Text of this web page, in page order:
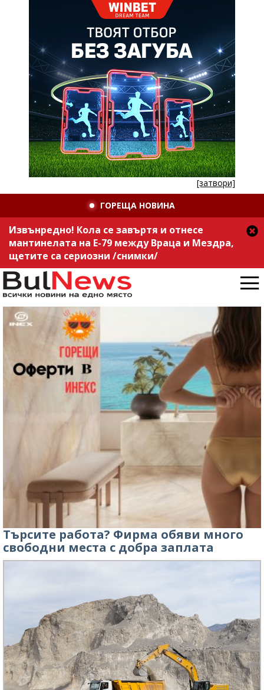
[затвори]
ГОРЕЩА НОВИНА
Извънредно! Кола се завъртя и отнесе
мантинелата на Е-79 между Враца и Мездра,
щетите са сериозни /снимки/
Търсите работа? Фирма обяви много
свободни места с добра заплата